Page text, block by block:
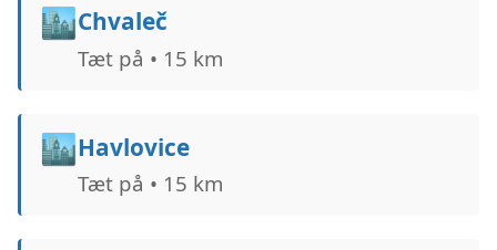
🏙️Chvaleč
Tæt på • 15 km
🏙️Havlovice
Tæt på • 15 km